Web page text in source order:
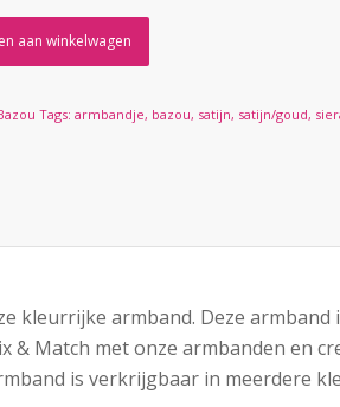
aan winkelwagen
Tags:armbandje, bazou, satijn, satijn/goud,
kleurrijke armband. Deze armband
& Match met onze armbanden en
is verkrijgbaar in meerdere